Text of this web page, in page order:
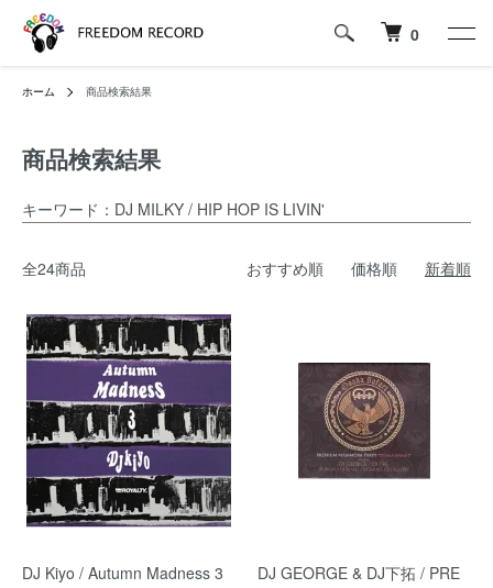
0
ホーム 商品検索結果
商品検索結果
キーワード：DJ MILKY / HIP HOP IS LIVIN'
全24商品 おすすめ順 価格順 新着順
DJ Kiyo / Autumn Madness 3
DJ GEORGE & DJ下拓 / PRE